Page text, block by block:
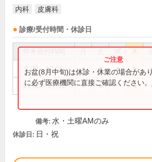
内科 皮膚科
診療/受付時間・休診日
9:00～12:00 ● ● ● ● ●
14:30～17:30 ● ● ●
お盆(8月中旬)は休診・休業の場合があ
に必ず医療機関に直接ご確認ください。
備考: 水・土曜AMのみ
休診日: 日・祝